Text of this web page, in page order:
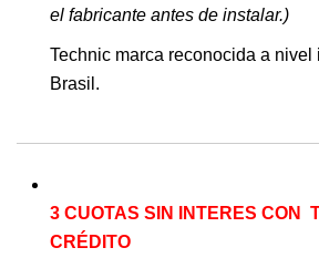
el fabricante antes de instalar.)
Technic marca reconocida a
Brasil.
3 CUOTAS SIN INTERES CON
CRÉDITO